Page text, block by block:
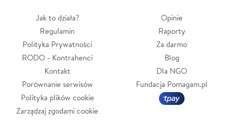
Jak to działa?
Regulamin
Polityka Prywatności
RODO - Kontrahenci
Kontakt
Porównanie serwisów
Polityka plików cookie
Zarządzaj zgodami cookie
Opinie
Raporty
Za darmo
Blog
Dla NGO
Fundacja Pomagam.pl